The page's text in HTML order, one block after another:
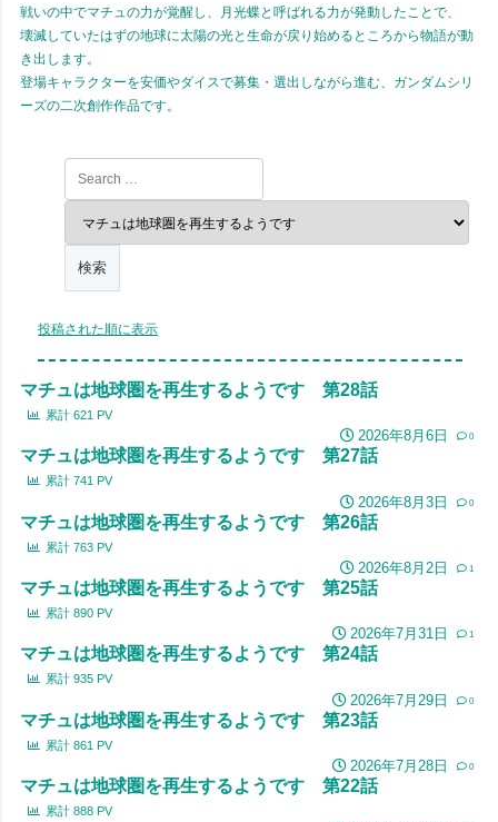
戦いの中でマチュの力が覚醒し、月光蝶と呼ばれる力が発動したことで、
壊滅していたはずの地球に太陽の光と生命が戻り始めるところから物語が動
き出します。
登場キャラクターを安価やダイスで募集・選出しながら進む、ガンダムシリ
ーズの二次創作作品です。
投稿された順に表示
マチュは地球圏を再生するようです 第28話
累計 621 PV
2026年8月6日 0
マチュは地球圏を再生するようです 第27話
累計 741 PV
2026年8月3日 0
マチュは地球圏を再生するようです 第26話
累計 763 PV
2026年8月2日 1
マチュは地球圏を再生するようです 第25話
累計 890 PV
2026年7月31日 1
マチュは地球圏を再生するようです 第24話
累計 935 PV
2026年7月29日 0
マチュは地球圏を再生するようです 第23話
累計 861 PV
2026年7月28日 0
マチュは地球圏を再生するようです 第22話
累計 888 PV